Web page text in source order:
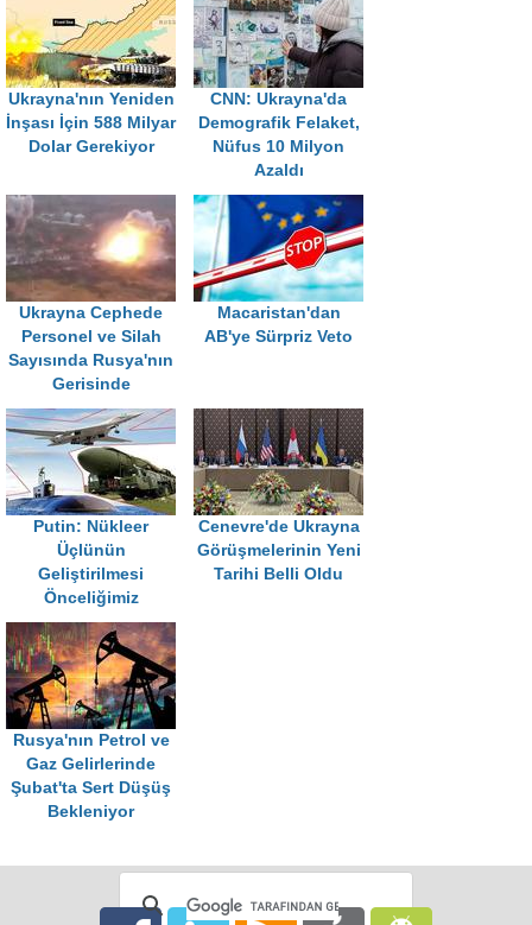
Ukrayna'nın Yeniden
İnşası İçin 588 Milyar
Dolar Gerekiyor
CNN: Ukrayna'da
Demografik Felaket,
Nüfus 10 Milyon
Azaldı
Ukrayna Cephede
Personel ve Silah
Sayısında Rusya'nın
Gerisinde
Macaristan'dan
AB'ye Sürpriz Veto
Putin: Nükleer
Üçlünün
Geliştirilmesi
Önceliğimiz
Cenevre'de Ukrayna
Görüşmelerinin Yeni
Tarihi Belli Oldu
Rusya'nın Petrol ve
Gaz Gelirlerinde
Şubat'ta Sert Düşüş
Bekleniyor